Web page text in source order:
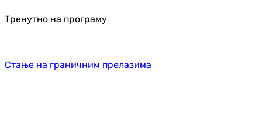
Тренутно на програму
Стање на граничним прелазима